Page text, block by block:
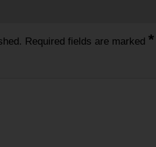
Required fields are marked *